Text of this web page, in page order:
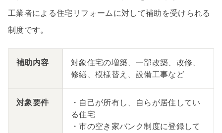
工業者による住宅リフォームに対して補助を受けられる
制度です。
補助内容
対象住宅の増築、一部改築、改修、
修繕、模様替え、設備工事など
対象要件
・自己が所有し、自らが居住してい
る住宅
・市の空き家バンク制度に登録して